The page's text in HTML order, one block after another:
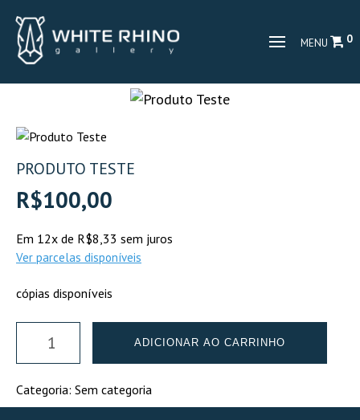
MENU 0
PRODUTO TESTE
R$100,00
Em 12x de R$8,33 sem juros
Ver parcelas disponíveis
cópias disponíveis
Produto
ADICIONAR AO CARRINHO
Categoria: Sem categoria